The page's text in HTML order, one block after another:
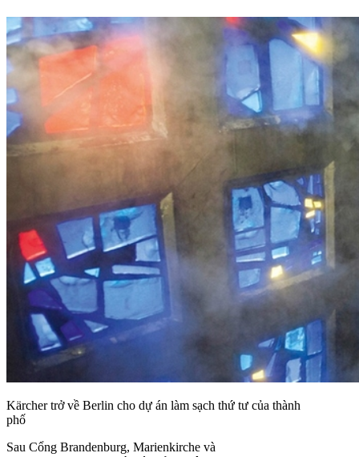
Kärcher trở về Berlin cho dự án làm sạch thứ tư của thành
phố
Sau Cổng Brandenburg, Marienkirche và